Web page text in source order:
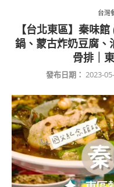
台灣
【台北東區】秦味
鍋、蒙古炸奶豆腐、
骨排｜
發布日期： 2023-